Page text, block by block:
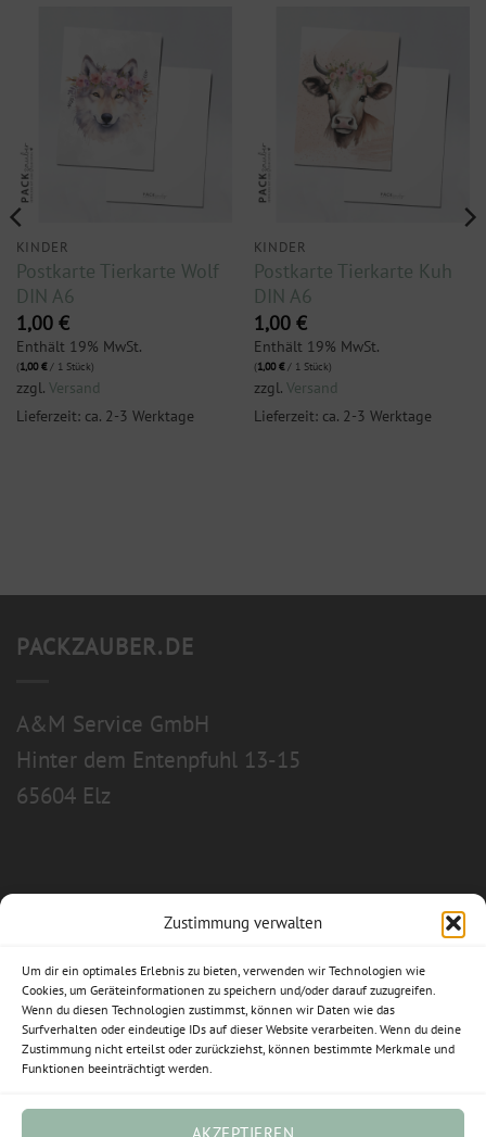
Zustimmung verwalten
Um dir ein optimales Erlebnis zu bieten, verwenden wir Technologien wie
Cookies, um Geräteinformationen zu speichern und/oder darauf zuzugreifen.
Wenn du diesen Technologien zustimmst, können wir Daten wie das
Surfverhalten oder eindeutige IDs auf dieser Website verarbeiten. Wenn du deine
Zustimmung nicht erteilst oder zurückziehst, können bestimmte Merkmale und
Funktionen beeinträchtigt werden.
KINDER
Postkarte Tierkarte Wolf
DIN A6
1,00 €
Enthält 19% MwSt.
(1,00€/ 1 Stück)
zzgl. Versand
Lieferzeit: ca. 2-3 Werktage
KINDER
Postkarte Tierkarte Kuh
DIN A6
1,00 €
Enthält 19% MwSt.
(1,00€/ 1 Stück)
zzgl. Versand
Lieferzeit: ca. 2-3 Werktage
PACKZAUBER.DE
A&M Service GmbH
Hinter dem Entenpfuhl 13-15
65604 Elz
Allgemeine Geschäftsbedingungen
Impressum
Datenschutzerklärung
Widerrufsbelehrung